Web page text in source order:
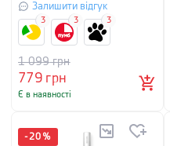
Залишити відгук
779грн
1 099грн
Є в наявності
3 3 3
-20 %